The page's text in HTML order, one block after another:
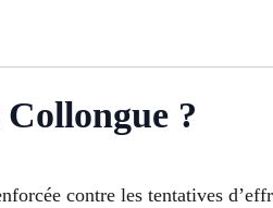
?
contre les tentatives